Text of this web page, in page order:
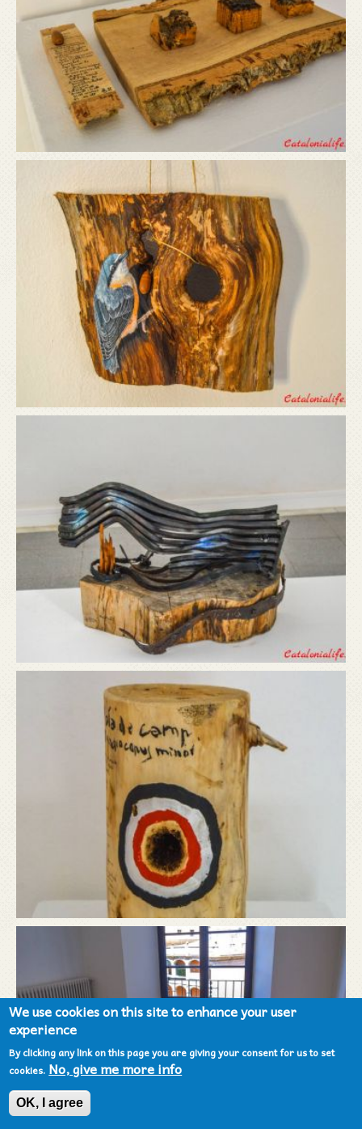
We use cookies on this site to enhance your user
experience
By clicking any link on this page you are giving your consent for us to set
cookies. No, give me more info
OK, I agree